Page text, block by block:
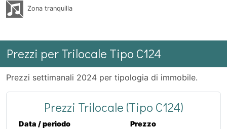
Zona tranquilla
Prezzi per Trilocale Tipo C124
Prezzi settimanali 2024 per tipologia di immobile.
Prezzi Trilocale (Tipo C124)
Data / periodo
Prezzo